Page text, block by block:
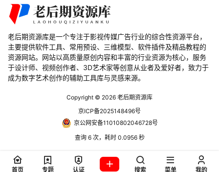
老后期资源库是一个专注于影视传媒广告行业的综合性资源平台，
主要提供软件工具、常用预设、三维模型、软件插件及精品教程的
资源网站。网站以高质量原创内容和丰富的行业资源为核心，服务
于设计师、视频创作者、3D艺术家等创意从业者及爱好者，致力于
成为数字艺术创作的辅助工具库与灵感来源。
Copyright © 2026 老后期资源库
京ICP备2025148496号
京公网安备11010802046728号
查询 6 次，耗时 0.0956 秒
首页 专题 认证 搜索 菜单 我的